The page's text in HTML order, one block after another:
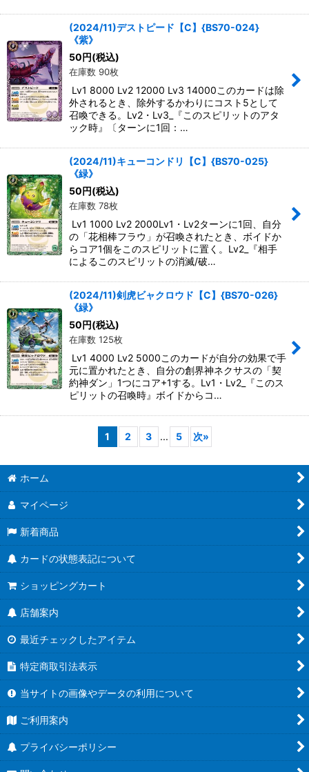
(2024/11)デストピード【C】{BS70-024}
《紫》
50円(税込)
在庫数 90枚
Lv1 8000 Lv2 12000 Lv3 14000このカードは除
外されるとき、除外するかわりにコスト5として
召喚できる。Lv2・Lv3_『このスピリットのアタ
ック時』〔ターンに1回：…
(2024/11)キューコンドリ【C】{BS70-025}
《緑》
50円(税込)
在庫数 78枚
Lv1 1000 Lv2 2000Lv1・Lv2ターンに1回、自分
の「花相棒フラウ」が召喚されたとき、ボイドか
らコア1個をこのスピリットに置く。Lv2_『相手
によるこのスピリットの消滅/破…
(2024/11)剣虎ビャクロウド【C】{BS70-026}
《緑》
50円(税込)
在庫数 125枚
Lv1 4000 Lv2 5000このカードが自分の効果で手
元に置かれたとき、自分の創界神ネクサスの「契
約神ダン」1つにコア+1する。Lv1・Lv2_『このス
ピリットの召喚時』ボイドからコ…
1 2 3 ... 5 次»
ホーム
マイページ
新着商品
カードの状態表記について
ショッピングカート
店舗案内
最近チェックしたアイテム
特定商取引法表示
当サイトの画像やデータの利用について
ご利用案内
プライバシーポリシー